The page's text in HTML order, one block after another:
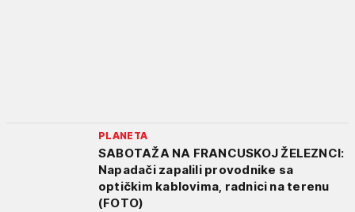
PLANETA
SABOTAŽA NA FRANCUSKOJ ŽELEZNCI:
Napadači zapalili provodnike sa
optičkim kablovima, radnici na terenu
(FOTO)